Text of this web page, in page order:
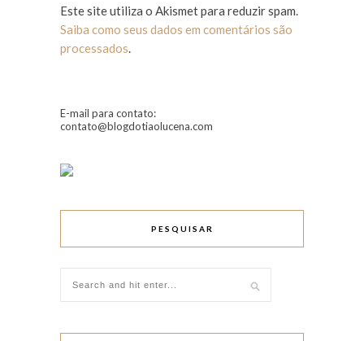
Este site utiliza o Akismet para reduzir spam.
Saiba como seus dados em comentários são
processados.
E-mail para contato:
contato@blogdotiaolucena.com
PESQUISAR